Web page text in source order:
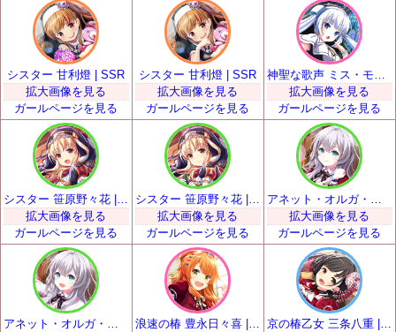
シスター 甘利燈 | SSR
拡大画像を見る
ガールページを見る
シスター 甘利燈 | SSR
拡大画像を見る
ガールページを見る
拡大画像を見る
ガールページを見る
拡大画像を見る
ガールページを見る
シスター 笹原野々花 | SSR
拡大画像を見る
ガールページを見る
拡大画像を見る
ガールページを見る
浪速の椿 豊永日々喜 | SSR
京の椿乙女 三条八重 | SSR